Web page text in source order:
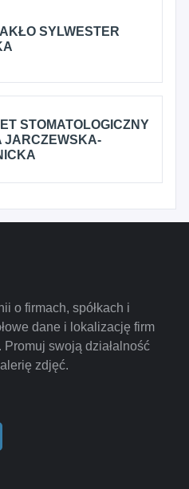
SYLWESTER
STOMATOLOGICZNY
JARCZEWSKA-
o firmach, spółkach i
dane i lokalizację firm
swoją działalność
zdjęć.